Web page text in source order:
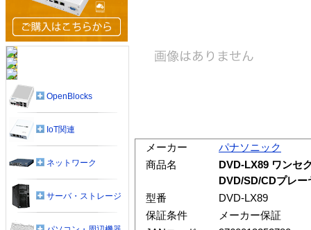
メーカー
パナソニック
商品名
DVD-LX89 ワンセ
DVD/SD/CDプレー
型番
DVD-LX89
保証条件
メーカー保証
OpenBlocks
IoT関連
ネットワーク
サーバ・ストレージ